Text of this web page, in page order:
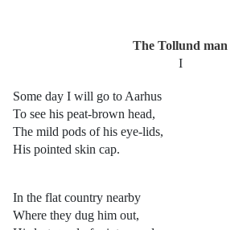
The Tollund man
I
Some day I will go to Aarhus
To see his peat-brown head,
The mild pods of his eye-lids,
His pointed skin cap.
In the flat country nearby
Where they dug him out,